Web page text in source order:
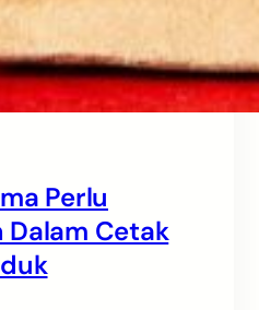
Perlu
Cetak